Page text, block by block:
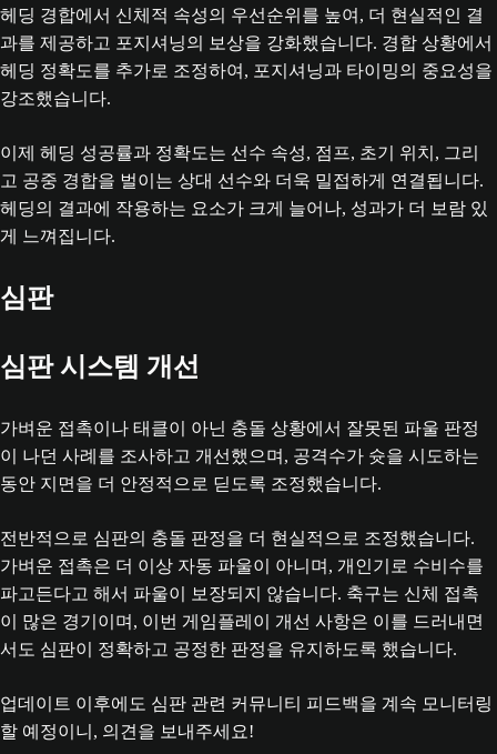
헤딩 경합에서 신체적 속성의 우선순위를 높여, 더 현실적인 결
과를 제공하고 포지셔닝의 보상을 강화했습니다. 경합 상황에서
헤딩 정확도를 추가로 조정하여, 포지셔닝과 타이밍의 중요성을
강조했습니다.
이제 헤딩 성공률과 정확도는 선수 속성, 점프, 초기 위치, 그리
고 공중 경합을 벌이는 상대 선수와 더욱 밀접하게 연결됩니다.
헤딩의 결과에 작용하는 요소가 크게 늘어나, 성과가 더 보람 있
게 느껴집니다.
심판
심판 시스템 개선
가벼운 접촉이나 태클이 아닌 충돌 상황에서 잘못된 파울 판정
이 나던 사례를 조사하고 개선했으며, 공격수가 슛을 시도하는
동안 지면을 더 안정적으로 딛도록 조정했습니다.
전반적으로 심판의 충돌 판정을 더 현실적으로 조정했습니다.
가벼운 접촉은 더 이상 자동 파울이 아니며, 개인기로 수비수를
파고든다고 해서 파울이 보장되지 않습니다. 축구는 신체 접촉
이 많은 경기이며, 이번 게임플레이 개선 사항은 이를 드러내면
서도 심판이 정확하고 공정한 판정을 유지하도록 했습니다.
업데이트 이후에도 심판 관련 커뮤니티 피드백을 계속 모니터링
할 예정이니, 의견을 보내주세요!